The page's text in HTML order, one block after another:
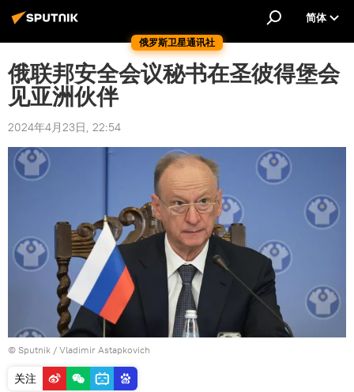
俄罗斯卫星通讯社
简体
俄联邦安全会议秘书在圣彼得堡会
见亚洲伙伴
2024年4月23日, 22:54
© Sputnik / Vladimir Astapkovich
关注